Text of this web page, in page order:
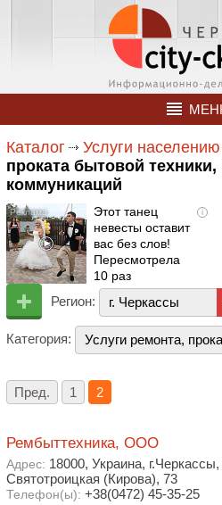
Каталог Услуги населению
проката бытовой
коммуникаций
i
Этот танец
невесты оставит
вас без слов!
Пересмотрела
10 раз
Регион: г. Черкассы
Категория: Услуги ремонта,
Пред. 1 2
Рембыттехника, ООО
Адрес: 18000, Украина,
Святотроицкая (Кирова), 73
Телефон(ы): +38(0472) 45-35-25